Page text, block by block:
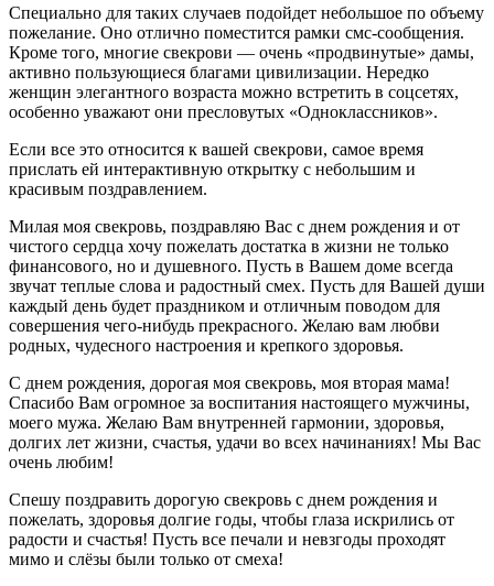
Специально для таких случаев подойдет небольшое по объему
пожелание. Оно отлично поместится рамки смс-сообщения.
Кроме того, многие свекрови — очень «продвинутые» дамы,
активно пользующиеся благами цивилизации. Нередко
женщин элегантного возраста можно встретить в соцсетях,
особенно уважают они пресловутых «Одноклассников».
Если все это относится к вашей свекрови, самое время
прислать ей интерактивную открытку с небольшим и
красивым поздравлением.
Милая моя свекровь, поздравляю Вас с днем рождения и от
чистого сердца хочу пожелать достатка в жизни не только
финансового, но и душевного. Пусть в Вашем доме всегда
звучат теплые слова и радостный смех. Пусть для Вашей души
каждый день будет праздником и отличным поводом для
совершения чего-нибудь прекрасного. Желаю вам любви
родных, чудесного настроения и крепкого здоровья.
С днем рождения, дорогая моя свекровь, моя вторая мама!
Спасибо Вам огромное за воспитания настоящего мужчины,
моего мужа. Желаю Вам внутренней гармонии, здоровья,
долгих лет жизни, счастья, удачи во всех начинаниях! Мы Вас
очень любим!
Спешу поздравить дорогую свекровь с днем рождения и
пожелать, здоровья долгие годы, чтобы глаза искрились от
радости и счастья! Пусть все печали и невзгоды проходят
мимо и слёзы были только от смеха!